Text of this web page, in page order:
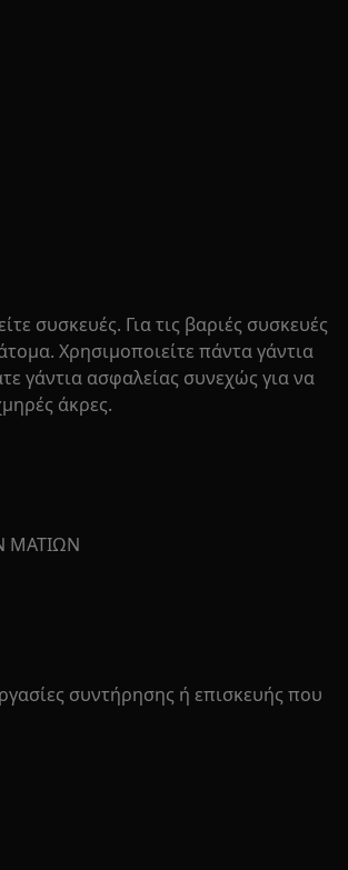
συσκευές. Για τις βαριές συσκευές
Χρησιμοποιείτε πάντα γάντια
γάντια ασφαλείας συνεχώς για να
άκρες.
ΜΑΤΙΩΝ
συντήρησης ή επισκευής που